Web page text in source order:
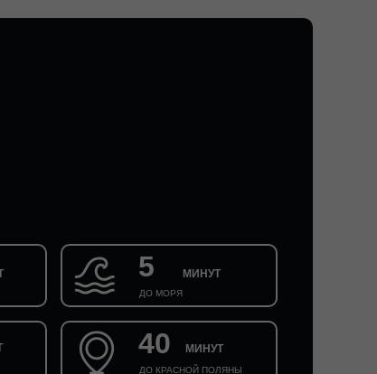
5 МИНУТ
ДО МОРЯ
40 МИНУТ
ДО КРАСНОЙ ПОЛЯНЫ